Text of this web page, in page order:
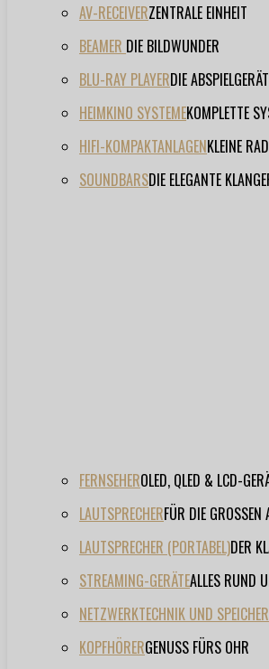
AV-RECEIVERZENTRALE EINHEIT
BEAMER DIE BILDWUNDER
BLU-RAY PLAYERDIE
HEIMKINO SYSTEMEKOMPLETTE
HIFI-KOMPAKTANLAGENKLEINE
SOUNDBARSDIE ELEGANTE
FERNSEHEROLED, QLED & LCD-
LAUTSPRECHERFÜR DIE GROSSEN
LAUTSPRECHER (PORTABEL)DER
STREAMING-GERÄTEALLES RUND
NETZWERKTECHNIK UND SPEICHER
KOPFHÖRERGENUSS FÜRS OHR